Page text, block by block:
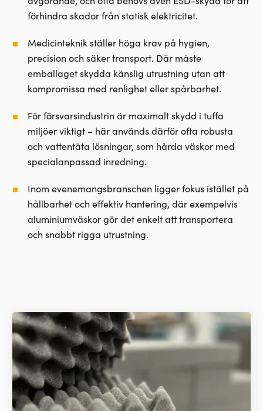
förhindra skador från statisk elektricitet.
Medicinteknik ställer höga krav på hygien,
precision och säker transport. Där måste
emballaget skydda känslig utrustning utan att
kompromissa med renlighet eller spårbarhet.
För försvarsindustrin är maximalt skydd i tuffa
miljöer viktigt – här används därför ofta robusta
och vattentäta lösningar, som hårda väskor med
specialanpassad inredning.
Inom evenemangsbranschen ligger fokus istället på
hållbarhet och effektiv hantering, där exempelvis
aluminiumväskor gör det enkelt att transportera
och snabbt rigga utrustning.